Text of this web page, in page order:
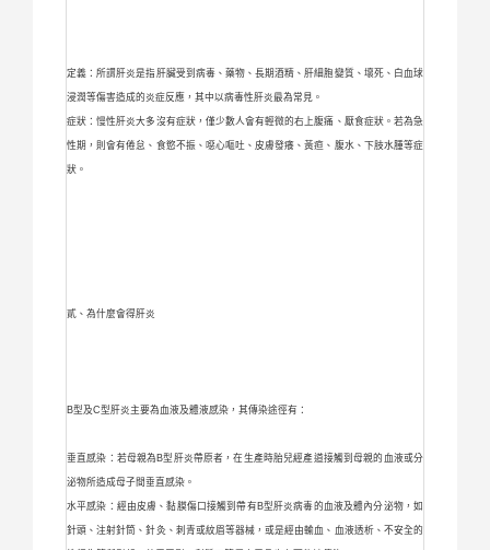
定義：所謂肝炎是指肝臟受到病毒、藥物、長期酒精、肝細胞變質、壞死、白血球
浸潤等傷害造成的炎症反應，其中以病毒性肝炎最為常見。
症狀：慢性肝炎大多沒有症狀，僅少數人會有輕微的右上腹痛、厭食症狀。若為急
性期，則會有倦怠、食慾不振、噁心嘔吐、皮膚發癢、黃疸、腹水、下肢水腫等症
狀。
貳、為什麼會得肝炎
B型及C型肝炎主要為血液及體液感染，其傳染途徑有：
垂直感染：若母親為B型肝炎帶原者，在生產時胎兒經產道接觸到母親的血液或分
泌物所造成母子間垂直感染。
水平感染：經由皮膚、黏膜傷口接觸到帶有B型肝炎病毒的血液及體內分泌物，如
針頭、注射針筒、針灸、刺青或紋眉等器械，或是經由輸血、血液透析、不安全的